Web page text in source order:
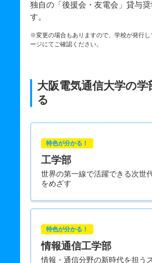
独自の「後援会・友電会」貸与奨
す。
※変更の場合もありますので、学校が発行
ージにてご確認ください。
大阪電気通信大学の学
る
特色が分かる！
工学部
世界の第一線で活躍できる次世
をめざす
特色が分かる！
情報通信工学部
情報・通信分野の新時代を担う